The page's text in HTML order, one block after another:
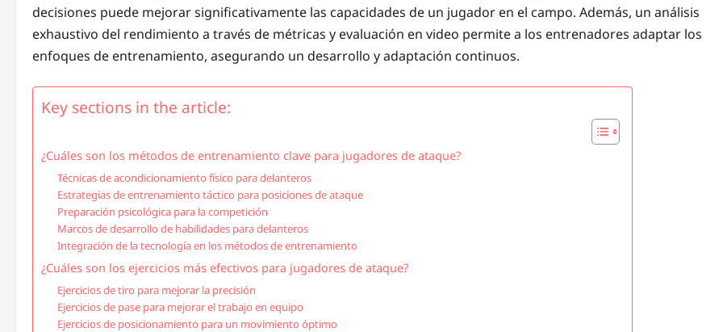
decisiones puede mejorar significativamente las capacidades de un jugador en el campo. Además, un análisis
exhaustivo del rendimiento a través de métricas y evaluación en video permite a los entrenadores adaptar los
enfoques de entrenamiento, asegurando un desarrollo y adaptación continuos.
Key sections in the article:
¿Cuáles son los métodos de entrenamiento clave para jugadores de ataque?
Técnicas de acondicionamiento físico para delanteros
Estrategias de entrenamiento táctico para posiciones de ataque
Preparación psicológica para la competición
Marcos de desarrollo de habilidades para delanteros
Integración de la tecnología en los métodos de entrenamiento
¿Cuáles son los ejercicios más efectivos para jugadores de ataque?
Ejercicios de tiro para mejorar la precisión
Ejercicios de pase para mejorar el trabajo en equipo
Ejercicios de posicionamiento para un movimiento óptimo